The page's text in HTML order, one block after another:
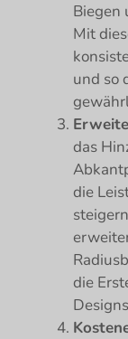
Biegen
Mit
und so
das
die
die